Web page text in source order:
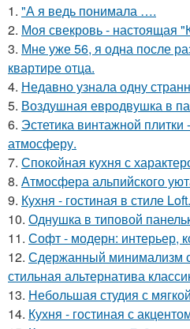
1. "А я ведь понимала ….
2. Моя свекровь - настоящая
3. Мне уже 56, я одна после
квартире отца.
4. Недавно узнала одну
5. Воздушная евродвушка в
6. Эстетика винтажной
атмосферу.
7. Спокойная кухня с
8. Атмосфера альпийского
9. Кухня - гостиная в стиле Loft.
10. Однушка в типовой
11. Софт - модерн: интерьер,
12. Сдержанный минимализм
стильная альтернатива
13. Небольшая студия с
14. Кухня - гостиная с